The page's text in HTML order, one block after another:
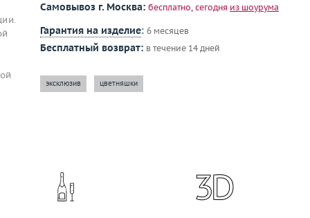
Самовывоз г. Москва: бесплатно, сегодня из шоурума
Гарантия на изделие: 6 месяцев
Бесплатный возврат: в течение 14 дней
эксклюзив цветняшки